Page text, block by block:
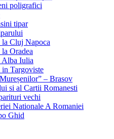
poligrafici
tipar
Cluj Napoca
Oradea
Alba Iulia
Targoviste
– Brasov
si al Cartii Romanesti
vechi
Nationale A Romaniei
Ghid